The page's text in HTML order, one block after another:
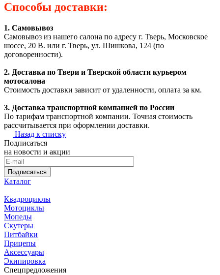
Способы доставки:
1. Самовывоз
Самовывоз из нашего салона по адресу г. Тверь, Московское
шоссе, 20 В. или г. Тверь, ул. Шишкова, 124 (по
договоренности).
2. Доставка по Твери и Тверской области курьером
мотосалона
Стоимость доставки зависит от удаленности, оплата за км.
3. Доставка транспортной компанией по России
По тарифам транспортной компании. Точная стоимость
рассчитывается при оформлении доставки.
Назад к списку
Подписаться
на новости и акции
Подписаться
Каталог
Квадроциклы
Мотоциклы
Мопеды
Скутеры
Питбайки
Прицепы
Аксессуары
Экипировка
Спецпредложения